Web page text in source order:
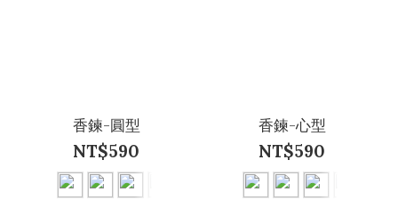
香鍊-圓型
NT$590
香鍊-心型
NT$590